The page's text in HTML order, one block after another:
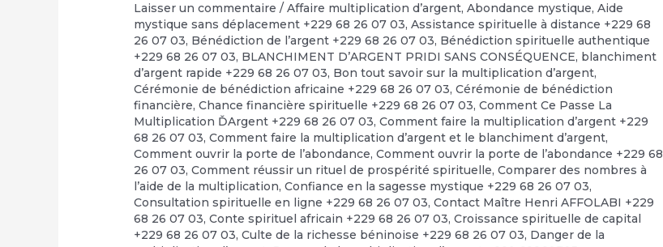
Laisser un commentaire /Affaire multiplication d’argent,Abondance mystique,Aide
mystique sans déplacement +229 68 26 07 03,Assistance spirituelle à distance +229 68
26 07 03, Bénédiction de l’argent +229 68 26 07 03, Bénédiction spirituelle authentique
+229 68 26 07 03, BLANCHIMENT D’ARGENT PRIDI SANS CONSÉQUENCE, blanchiment
d’argent rapide +229 68 26 07 03, Bon tout savoir sur la multiplication d’argent,
Cérémonie de bénédiction africaine +229 68 26 07 03,Cérémonie de bénédiction
financière,Chance financière spirituelle +229 68 26 07 03,Comment Ce Passe La
Multiplication ĎArgent +229 68 26 07 03,Comment faire la multiplication d’argent +229
68 26 07 03,Comment faire la multiplication d’argent et le blanchiment d’argent,
Comment ouvrir la porte de l’abondance,Comment ouvrir la porte de l’abondance +229 68
26 07 03,Comment réussir un rituel de prospérité spirituelle,Comparer des nombres à
l’aide de la multiplication,Confiance en la sagesse mystique +229 68 26 07 03,
Consultation spirituelle en ligne +229 68 26 07 03,Contact Maître Henri AFFOLABI +229
68 26 07 03,Conte spirituel africain +229 68 26 07 03,Croissance spirituelle de capital
+229 68 26 07 03,Culte de la richesse béninoise +229 68 26 07 03, Danger de la